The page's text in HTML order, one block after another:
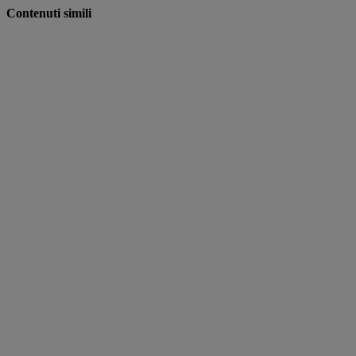
Contenuti simili